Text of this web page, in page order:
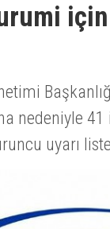
nedeniyle
uyarı